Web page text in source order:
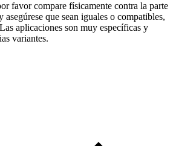
favor compare físicamente contra la parte
asegúrese que sean iguales o compatibles,
aplicaciones son muy específicas y
variantes.